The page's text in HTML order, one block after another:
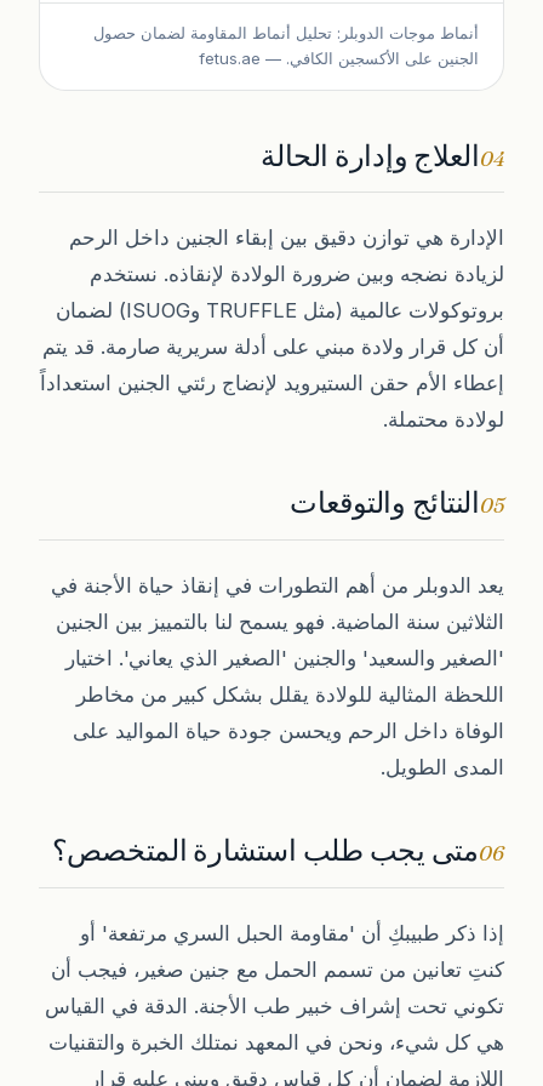
أنماط موجات الدوبلر: تحليل أنماط المقاومة لضمان حصول
الجنين على الأكسجين الكافي. — fetus.ae
04العلاج وإدارة الحالة
الإدارة هي توازن دقيق بين إبقاء الجنين داخل الرحم
لزيادة نضجه وبين ضرورة الولادة لإنقاذه. نستخدم
بروتوكولات عالمية (مثل TRUFFLE وISUOG) لضمان
أن كل قرار ولادة مبني على أدلة سريرية صارمة. قد يتم
إعطاء الأم حقن الستيرويد لإنضاج رئتي الجنين استعداداً
لولادة محتملة.
05النتائج والتوقعات
يعد الدوبلر من أهم التطورات في إنقاذ حياة الأجنة في
الثلاثين سنة الماضية. فهو يسمح لنا بالتمييز بين الجنين
'الصغير والسعيد' والجنين 'الصغير الذي يعاني'. اختيار
اللحظة المثالية للولادة يقلل بشكل كبير من مخاطر
الوفاة داخل الرحم ويحسن جودة حياة المواليد على
المدى الطويل.
06متى يجب طلب استشارة المتخصص؟
إذا ذكر طبيبكِ أن 'مقاومة الحبل السري مرتفعة' أو
كنتِ تعانين من تسمم الحمل مع جنين صغير، فيجب أن
تكوني تحت إشراف خبير طب الأجنة. الدقة في القياس
هي كل شيء، ونحن في المعهد نمتلك الخبرة والتقنيات
اللازمة لضمان أن كل قياس دقيق ويبنى عليه قرار